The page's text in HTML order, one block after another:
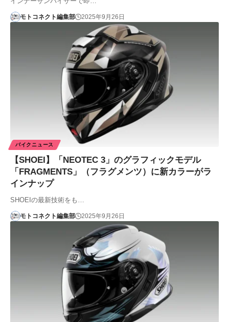
モトコネクト編集部 2025年9月26日
バイクニュース
【SHOEI】「NEOTEC 3」のグラフィックモデル
「FRAGMENTS」（フラグメンツ）に新カラーがラ
インナップ
SHOEIの最新技術をも…
モトコネクト編集部 2025年9月26日